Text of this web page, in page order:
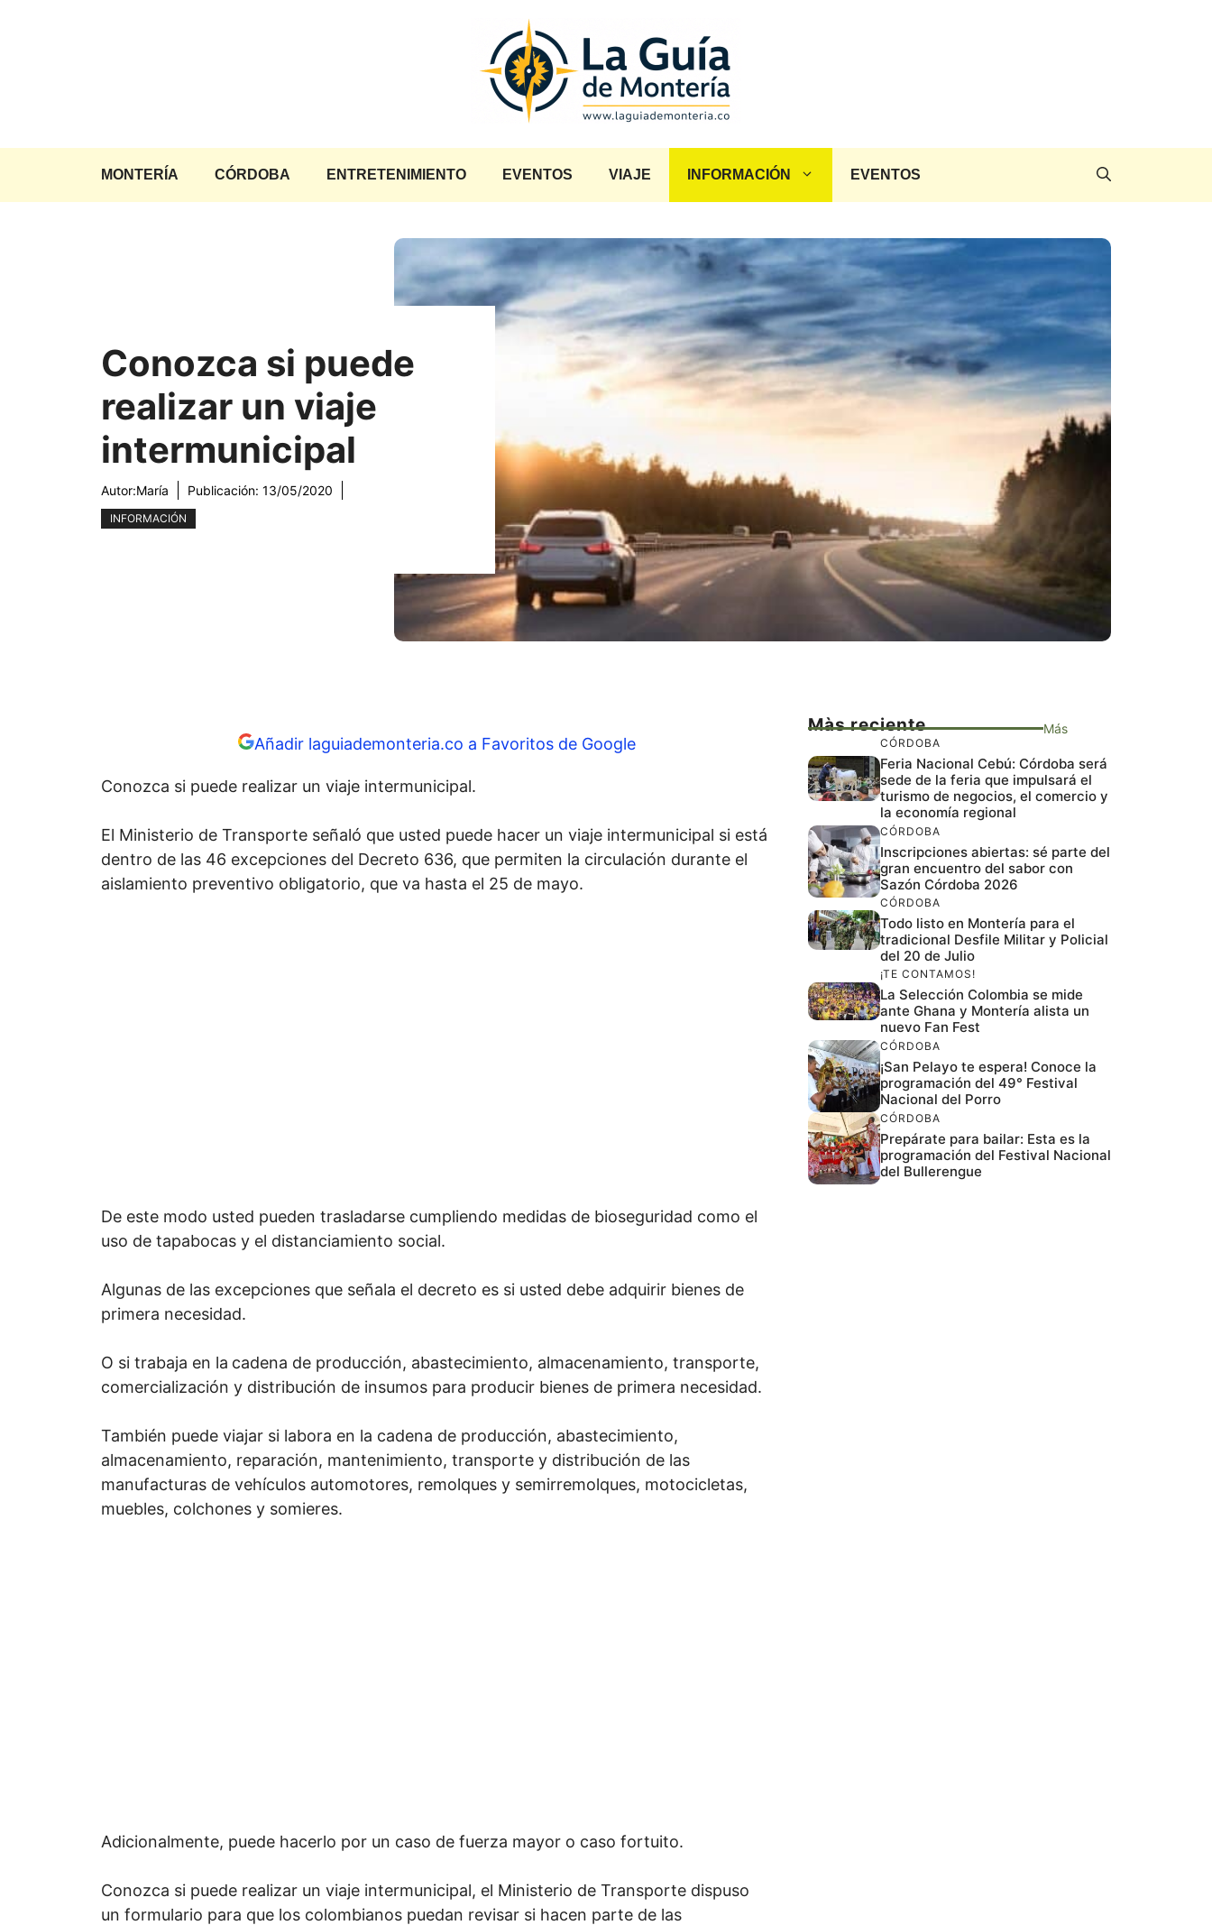
MONTERÍA CÓRDOBA ENTRETENIMIENTO EVENTOS VIAJE INFORMACIÓN EVENTOS
Conozca si puede
realizar un viaje
intermunicipal
Autor:María Publicación: 13/05/2020
INFORMACIÓN
Añadir laguiademonteria.co a Favoritos de Google
Conozca si puede realizar un viaje intermunicipal.
El Ministerio de Transporte señaló que usted puede hacer un viaje intermunicipal si está
dentro de las 46 excepciones del Decreto 636, que permiten la circulación durante el
aislamiento preventivo obligatorio, que va hasta el 25 de mayo.
De este modo usted pueden trasladarse cumpliendo medidas de bioseguridad como el
uso de tapabocas y el distanciamiento social.
Algunas de las excepciones que señala el decreto es si usted debe adquirir bienes de
primera necesidad.
O si trabaja en la cadena de producción, abastecimiento, almacenamiento, transporte,
comercialización y distribución de insumos para producir bienes de primera necesidad.
También puede viajar si labora en la cadena de producción, abastecimiento,
almacenamiento, reparación, mantenimiento, transporte y distribución de las
manufacturas de vehículos automotores, remolques y semirremolques, motocicletas,
muebles, colchones y somieres.
Adicionalmente, puede hacerlo por un caso de fuerza mayor o caso fortuito.
Conozca si puede realizar un viaje intermunicipal, el Ministerio de Transporte dispuso
un formulario para que los colombianos puedan revisar si hacen parte de las
Màs reciente Más
CÓRDOBA
Feria Nacional Cebú: Córdoba será
sede de la feria que impulsará el
turismo de negocios, el comercio y
la economía regional
CÓRDOBA
Inscripciones abiertas: sé parte del
gran encuentro del sabor con
Sazón Córdoba 2026
CÓRDOBA
Todo listo en Montería para el
tradicional Desfile Militar y Policial
del 20 de Julio
¡TE CONTAMOS!
La Selección Colombia se mide
ante Ghana y Montería alista un
nuevo Fan Fest
CÓRDOBA
¡San Pelayo te espera! Conoce la
programación del 49° Festival
Nacional del Porro
CÓRDOBA
Prepárate para bailar: Esta es la
programación del Festival Nacional
del Bullerengue